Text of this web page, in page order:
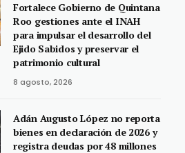
Fortalece Gobierno de Quintana
Roo gestiones ante el INAH
para impulsar el desarrollo del
Ejido Sabidos y preservar el
patrimonio cultural
8 agosto, 2026
Adán Augusto López no reporta
bienes en declaración de 2026 y
registra deudas por 48 millones